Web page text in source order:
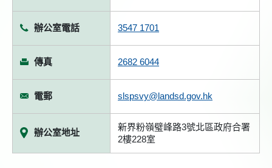
辦公室電話 3547 1701
傳真 2682 6044
電郵 slspsvy@landsd.gov.hk
辦公室地址
新界粉嶺璧峰路3號北區政府合署
2樓228室